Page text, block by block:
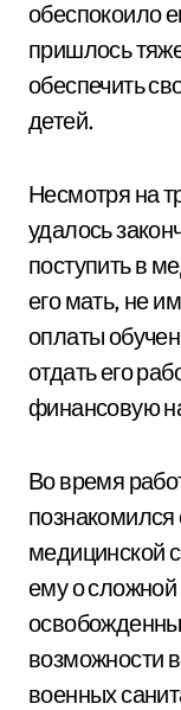
обеспокоило
пришлось
обеспечить
детей.
Несмотря на
удалось
поступить в
его мать, не
оплаты
отдать его
финансовую
Во время
познакомился
медицинской
ему о сложной
возможности
военных